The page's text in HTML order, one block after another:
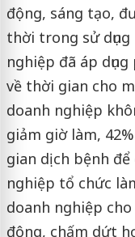
động, sáng tạo,
thời trong sử
nghiệp đã áp
về thời gian cho
doanh nghiệp
giảm giờ làm,
gian dịch bệnh
nghiệp tổ chức
doanh nghiệp
động, chấm dứt